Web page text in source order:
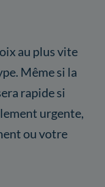
au plus vite
Même si la
rapide si
urgente,
ou votre